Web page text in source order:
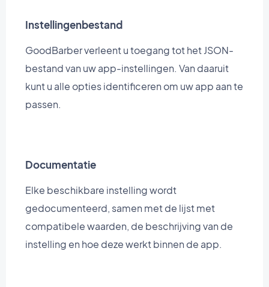
Instellingenbestand
GoodBarber verleent u toegang tot het JSON-
bestand van uw app-instellingen. Van daaruit
kunt u alle opties identificeren om uw app aan te
passen.
Documentatie
Elke beschikbare instelling wordt
gedocumenteerd, samen met de lijst met
compatibele waarden, de beschrijving van de
instelling en hoe deze werkt binnen de app.